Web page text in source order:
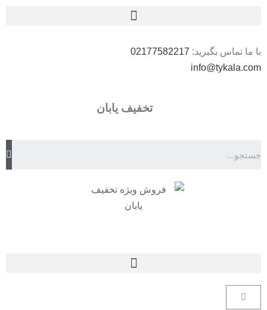
با ما تماس بگیرید: 02177582217
info@tykala.com
تخفیف یابان